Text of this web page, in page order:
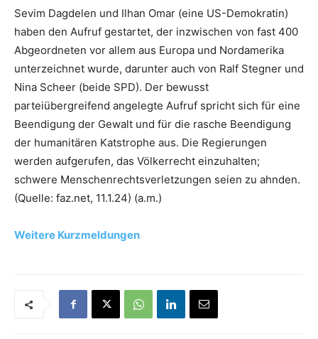
Sevim Dagdelen und Ilhan Omar (eine US-Demokratin)
haben den Aufruf gestartet, der inzwischen von fast 400
Abgeordneten vor allem aus Europa und Nordamerika
unterzeichnet wurde, darunter auch von Ralf Stegner und
Nina Scheer (beide SPD). Der bewusst
parteiübergreifend angelegte Aufruf spricht sich für eine
Beendigung der Gewalt und für die rasche Beendigung
der humanitären Katstrophe aus. Die Regierungen
werden aufgerufen, das Völkerrecht einzuhalten;
schwere Menschenrechtsverletzungen seien zu ahnden.
(Quelle: faz.net, 11.1.24) (a.m.)
Weitere Kurzmeldungen